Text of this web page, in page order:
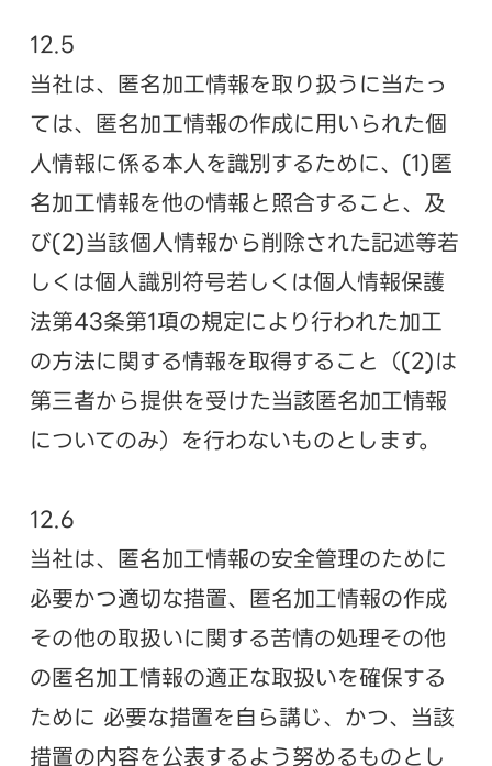
12.5
当社は、匿名加工情報を取り扱うに当たっ
ては、匿名加工情報の作成に用いられた個
人情報に係る本人を識別するために、(1)匿
名加工情報を他の情報と照合すること、及
び(2)当該個人情報から削除された記述等若
しくは個人識別符号若しくは個人情報保護
法第43条第1項の規定により行われた加工
の方法に関する情報を取得すること（(2)は
第三者から提供を受けた当該匿名加工情報
についてのみ）を行わないものとします。
12.6
当社は、匿名加工情報の安全管理のために
必要かつ適切な措置、匿名加工情報の作成
その他の取扱いに関する苦情の処理その他
の匿名加工情報の適正な取扱いを確保する
ために 必要な措置を自ら講じ、かつ、当該
措置の内容を公表するよう努めるものとし